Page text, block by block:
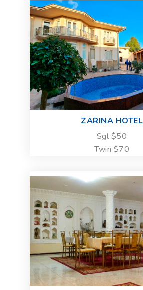
ZARINA HOTEL
Sgl $50
Twin $70